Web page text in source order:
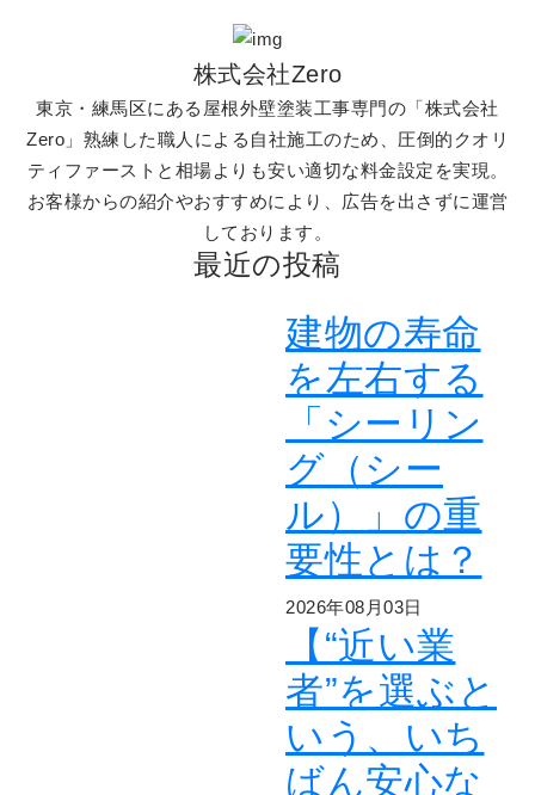
株式会社Zero
東京・練馬区にある屋根外壁塗装工事専門の「株式会社
Zero」熟練した職人による自社施工のため、圧倒的クオリ
ティファーストと相場よりも安い適切な料金設定を実現。
お客様からの紹介やおすすめにより、広告を出さずに運営
しております。
最近の投稿
建物の寿命
を左右する
「シーリン
グ（シー
ル）」の重
要性とは？
2026年08月03日
【“近い業
者”を選ぶと
いう、いち
ばん安心な